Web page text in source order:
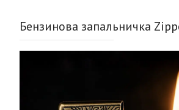
Бензинова запальничка